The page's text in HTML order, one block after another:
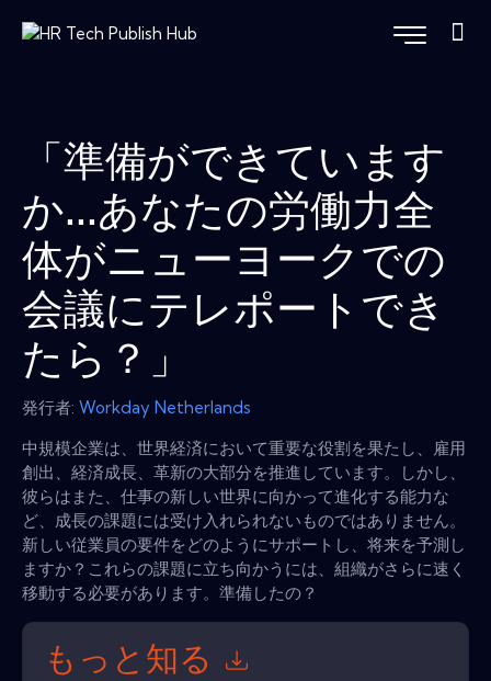
「準備ができています
か...あなたの労働力全
体がニューヨークでの
会議にテレポートでき
たら？」
発行者: Workday Netherlands
中規模企業は、世界経済において重要な役割を果たし、雇用
創出、経済成長、革新の大部分を推進しています。しかし、
彼らはまた、仕事の新しい世界に向かって進化する能力な
ど、成長の課題には受け入れられないものではありません。
新しい従業員の要件をどのようにサポートし、将来を予測し
ますか？これらの課題に立ち向かうには、組織がさらに速く
移動する必要があります。準備したの？
もっと知る